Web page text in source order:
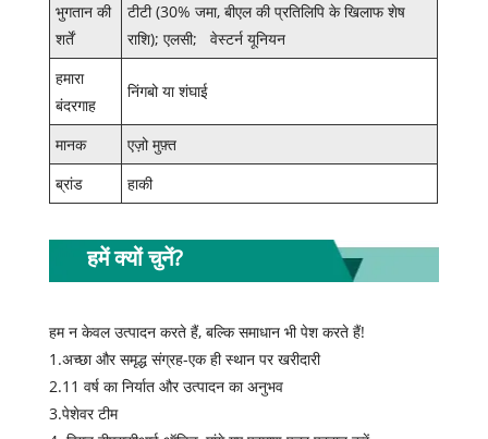
भुगतान की
शर्तें
टीटी (30% जमा, बीएल की प्रतिलिपि के खिलाफ शेष
राशि); एलसी; वेस्टर्न यूनियन
हमारा
बंदरगाह
निंगबो या शंघाई
मानक
एज़ो मुफ़्त
ब्रांड
हाकी
हमें क्यों चुनें?
हम न केवल उत्पादन करते हैं, बल्कि समाधान भी पेश करते हैं!
1.अच्छा और समृद्ध संग्रह-एक ही स्थान पर खरीदारी
2.11 वर्ष का निर्यात और उत्पादन का अनुभव
3.पेशेवर टीम